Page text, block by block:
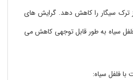
ترک سیگار را کاهش دهد. گرایش های
فلفل سیاه به طور قابل توجهی کاهش می